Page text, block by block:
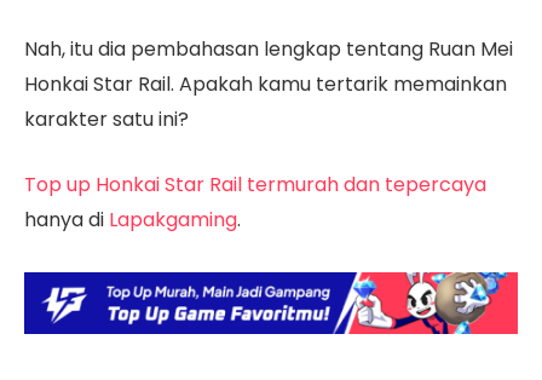
Nah, itu dia pembahasan lengkap tentang Ruan Mei
Honkai Star Rail. Apakah kamu tertarik memainkan
karakter satu ini?
Top up Honkai Star Rail termurah dan tepercaya
hanya di Lapakgaming.